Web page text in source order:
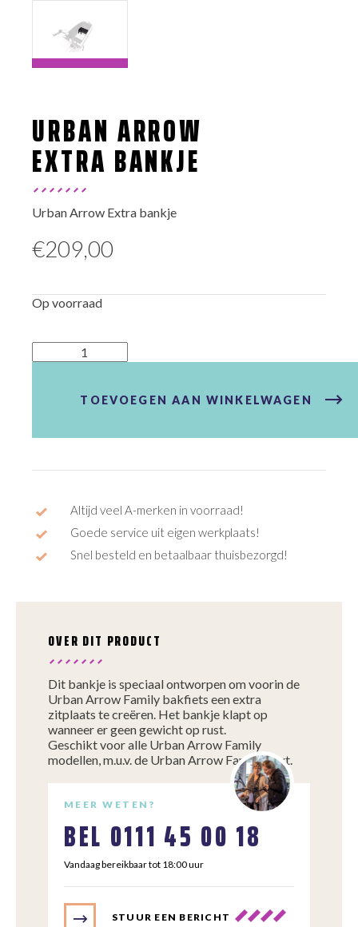
URBAN ARROW
EXTRA BANKJE
Urban Arrow Extra bankje
€209,00
Op voorraad
Arrow
TOEVOEGEN AAN WINKELWAGEN
Altijd veel A-merken in voorraad!
Goede service uit eigen werkplaats!
Snel besteld en betaalbaar thuisbezorgd!
OVER DIT PRODUCT
Dit bankje is speciaal ontworpen om voorin de
Urban Arrow Family bakfiets een extra
zitplaats te creëren. Het bankje klapt op
wanneer er geen gewicht op rust.
Geschikt voor alle Urban Arrow Family
modellen, m.u.v. de Urban Arrow FamilyNext.
MEER WETEN?
BEL 0111 45 00 18
Vandaag bereikbaar tot 18:00 uur
STUUR EEN BERICHT